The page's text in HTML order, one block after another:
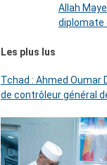
Allah
diplomate
Les plus lus
Tchad : Ahmed Oumar
de contrôleur général